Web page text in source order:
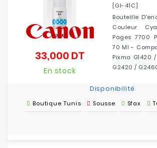
[GI-41C]
Bouteille
Couleur
Pages 7700
70 Ml -
Pixma G1420
G2420 /
33,000 DT
En stock
Disponibilité
Boutique Tunis Sousse Sfax